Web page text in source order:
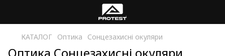
КАТАЛОГ Оптика Сонцезахисні окуляри